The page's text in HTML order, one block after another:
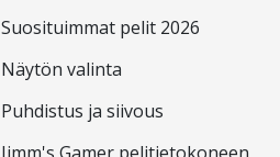
Suosituimmat pelit 2026
Näytön valinta
Puhdistus ja siivous